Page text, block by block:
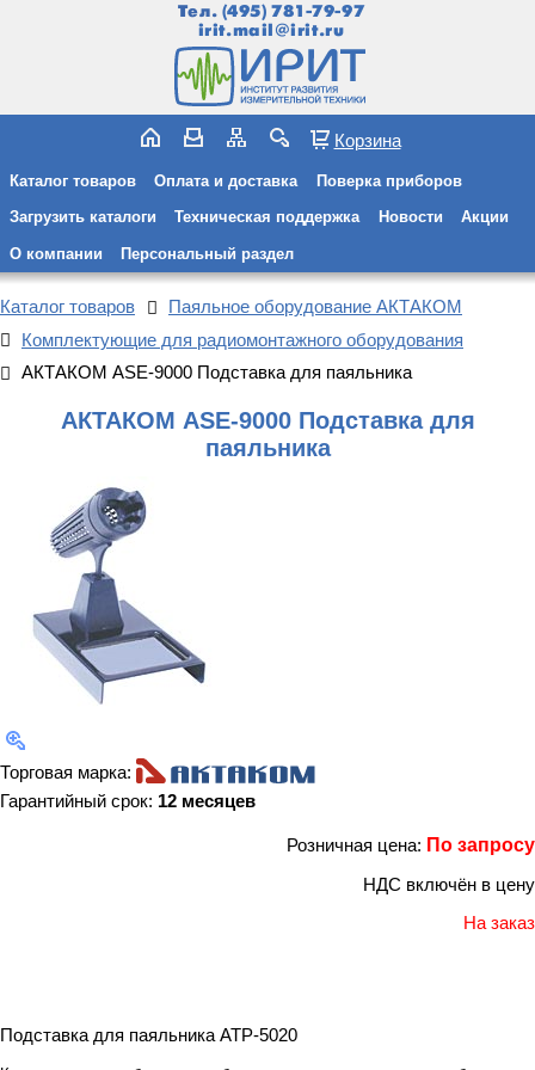
Тел. (495) 781-79-97
irit.mail@irit.ru
Корзина
Каталог товаров Оплата и доставка Поверка приборов
Загрузить каталоги Техническая поддержка Новости Акции
О компании Персональный раздел
Каталог товаров
Паяльное оборудование АКТАКОМ
Комплектующие для радиомонтажного оборудования
АКТАКОМ ASE-9000 Подставка для паяльника
АКТАКОМ ASE-9000 Подставка для
паяльника
Торговая марка:
Гарантийный срок: 12 месяцев
Розничная цена: По запросу
НДС включён в цену
На заказ
Подставка для паяльника АТР-5020